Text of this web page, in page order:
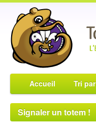
Accueil Tri
Signaler un totem !